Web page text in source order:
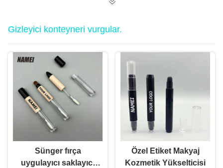
Gizleyici konteyneri vurgular.
Sünger fırça
uygulayıcı saklayıcı
Özel Etiket Makyaj
Kozmetik Yükselticisi